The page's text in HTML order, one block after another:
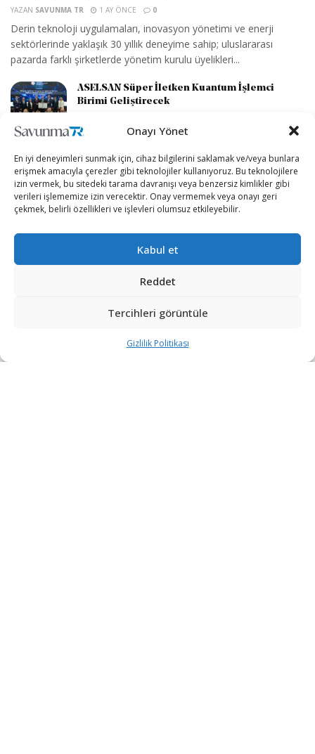
Onayı Yönet
En iyi deneyimleri sunmak için, cihaz bilgilerini saklamak ve/veya bunlara
erişmek amacıyla çerezler gibi teknolojiler kullanıyoruz. Bu teknolojilere
izin vermek, bu sitedeki tarama davranışı veya benzersiz kimlikler gibi
verileri işlememize izin verecektir. Onay vermemek veya onayı geri
çekmek, belirli özellikleri ve işlevleri olumsuz etkileyebilir.
Kabul et
Reddet
Tercihleri görüntüle
Gizlilik Politikası
YAZAN SAVUNMA TR 1 AY ÖNCE 0
Derin teknoloji uygulamaları, inovasyon yönetimi ve enerji
sektörlerinde yaklaşık 30 yıllık deneyime sahip; uluslararası
pazarda farklı şirketlerde yönetim kurulu üyelikleri...
ASELSAN Süper İletken Kuantum İşlemci
Birimi Geliştirecek
Destekli KGYS Sistemine Emanet
2 AY ÖNCE
Akkuyu NGS’nin 1. Güç Ünitesinde Temsili
DEVAMI YÜKLE